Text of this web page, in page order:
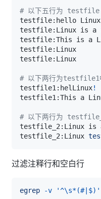
# 以下五行为 testfile
testfile:hello Linux
testfile:Linux is a
testfile:This is a
# 以下两行为testfile1
testfile1:helLinux!
testfile1:This a
# 以下两行为
testfile_2:Linux is
testfile_2:Linux
过滤注释行和空白行
egrep -v '^\s*(#|$)'